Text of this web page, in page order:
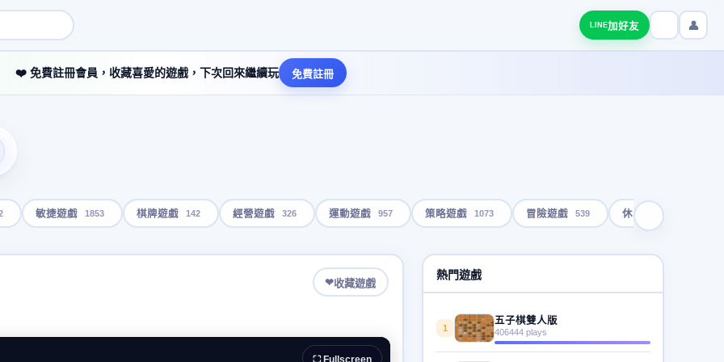
LINE加好友 👤
❤️ 免費註冊會員，收藏喜愛的遊戲，下次回來繼續玩 免費註冊
敏捷遊戲 1853 棋牌遊戲 142 經營遊戲 326 運動遊戲 957 策略遊戲 1073 冒險遊戲 539 休閒遊戲
❤收藏遊戲
⛶ Fullscreen
熱門遊戲
1
五子棋雙人版
406444 plays